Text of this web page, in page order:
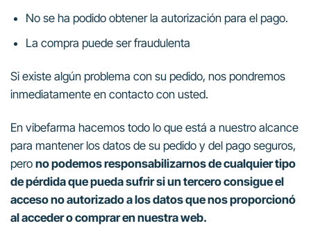
No se ha podido obtener la autorización para el pago.
La compra puede ser fraudulenta
Si existe algún problema con su pedido, nos pondremos
inmediatamente en contacto con usted.
En vibefarma hacemos todo lo que está a nuestro alcance
para mantener los datos de su pedido y del pago seguros,
pero no podemos responsabilizarnos de cualquier tipo
de pérdida que pueda sufrir si un tercero consigue el
acceso no autorizado a los datos que nos proporcionó
al acceder o comprar en nuestra web.